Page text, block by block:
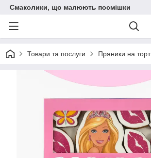
Смаколики, що малюють посмішки
Товари та послуги Пряники на торт